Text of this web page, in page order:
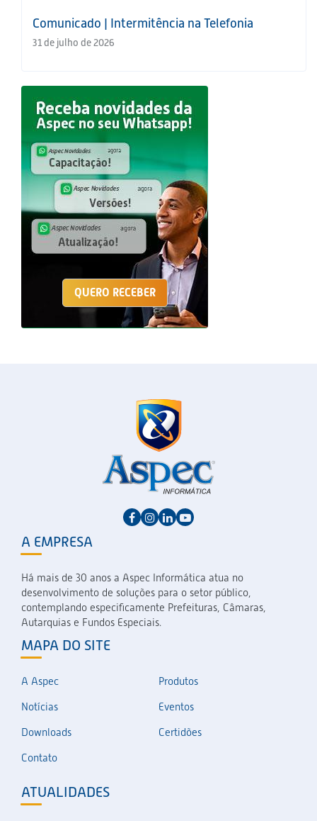
Comunicado | Intermitência na Telefonia
31 de julho de 2026
QUERO RECEBER
A EMPRESA
Há mais de 30 anos a Aspec Informática atua no
desenvolvimento de soluções para o setor público,
contemplando especificamente Prefeituras, Câmaras,
Autarquias e Fundos Especiais.
MAPA DO SITE
A Aspec
Produtos
Notícias
Eventos
Downloads
Certidões
Contato
ATUALIDADES